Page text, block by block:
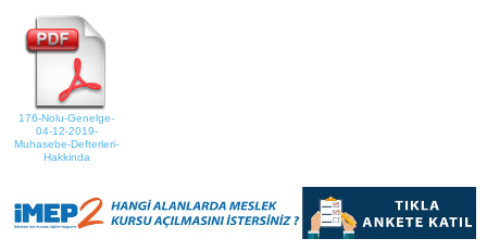
176-Nolu-Genelge-
04-12-2019-
Muhasebe-Defterleri-
Hakkinda